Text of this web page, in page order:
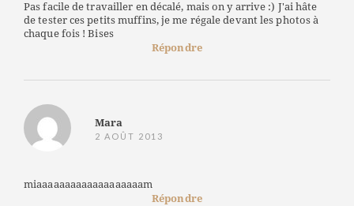
Pas facile de travailler en décalé, mais on y arrive :) J'ai hâte
de tester ces petits muffins, je me régale devant les photos à
chaque fois ! Bises
Répondre
Mara
2 AOÛT 2013
miaaaaaaaaaaaaaaaaaaam
Répondre